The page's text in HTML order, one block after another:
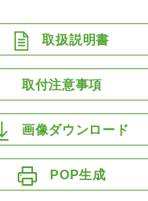
取扱説明書
取付注意事項
画像ダウンロード
POP生成